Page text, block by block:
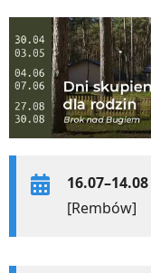
16.07–14.08
[Rembów]